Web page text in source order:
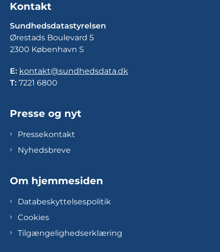
Kontakt
Sundhedsdatastyrelsen
Ørestads Boulevard 5
2300 København S
E: kontakt@sundhedsdata.dk
T: 7221 6800
Presse og nyt
Pressekontakt
Nyhedsbreve
Om hjemmesiden
Databeskyttelsespolitik
Cookies
Tilgængelighedserklæring